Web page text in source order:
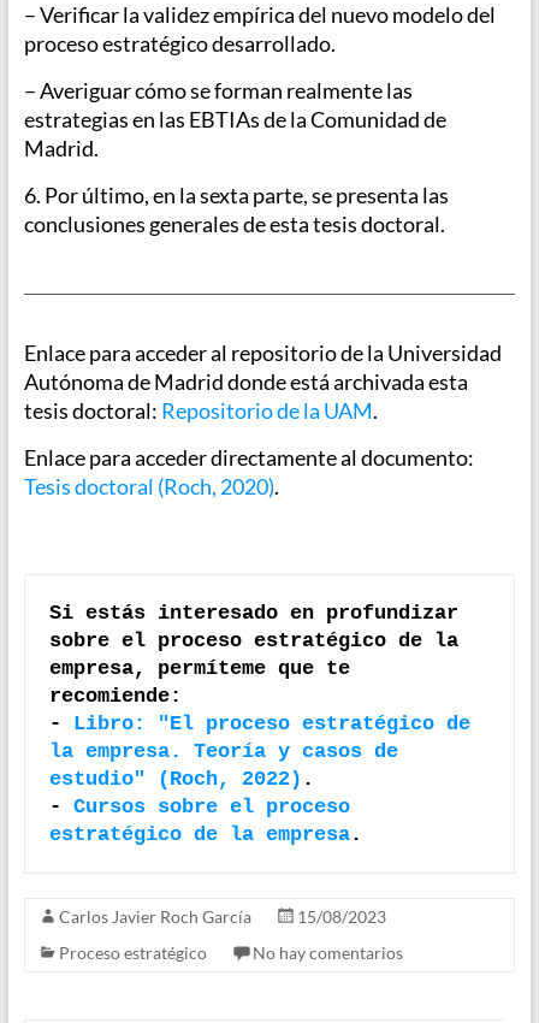
– Verificar la validez empírica del nuevo modelo del
proceso estratégico desarrollado.
– Averiguar cómo se forman realmente las
estrategias en las EBTIAs de la Comunidad de
Madrid.
6. Por último, en la sexta parte, se presenta las
conclusiones generales de esta tesis doctoral.
Enlace para acceder al repositorio de la Universidad
Autónoma de Madrid donde está archivada esta
tesis doctoral: Repositorio de la UAM.
Enlace para acceder directamente al documento:
Tesis doctoral (Roch, 2020).
Si estás interesado en profundizar
sobre el proceso estratégico de la
empresa, permíteme que te
recomiende:
- Libro: "El proceso estratégico de
la empresa. Teoría y casos de
estudio" (Roch, 2022) .
- Cursos sobre el proceso
estratégico de la empresa.
Carlos Javier Roch García
15/08/2023
Proceso estratégico
No hay comentarios